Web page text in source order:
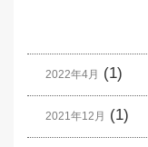
2022年4月 (1)
2021年12月 (1)